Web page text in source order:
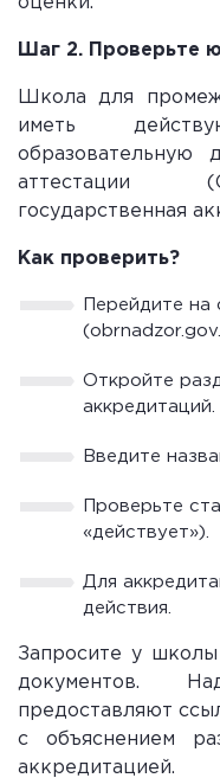
Шаг 2. Проверьте
Школа для
иметь
образовательную
аттестации
государственная
Как проверить?
Перейдите
Откройте
аккредитаций.
Введите
Проверьте
«действует»).
Для
действия.
Запросите у
документов.
предоставляют
с объяснением
аккредитацией.